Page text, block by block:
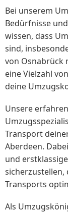
Bei unserem
Bedürfnisse
wissen, dass
sind,
von Osnabrück
eine Vielzahl
deine
Unsere
Transport
Aberdeen.
und
sicherzustellen,
Transports
Als